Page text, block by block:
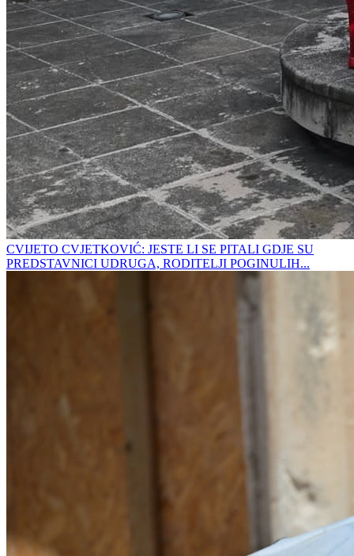
CVIJETO CVJETKOVIĆ: JESTE LI SE PITALI GDJE SU
PREDSTAVNICI UDRUGA, RODITELJI POGINULIH...